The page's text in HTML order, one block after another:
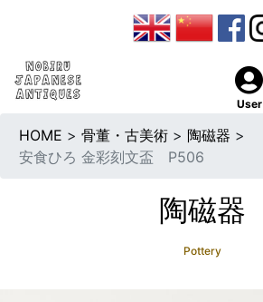
User
HOME > 骨董・古美術 > 陶磁器 >
安食ひろ 金彩刻文盃 P506
陶磁器
Pottery